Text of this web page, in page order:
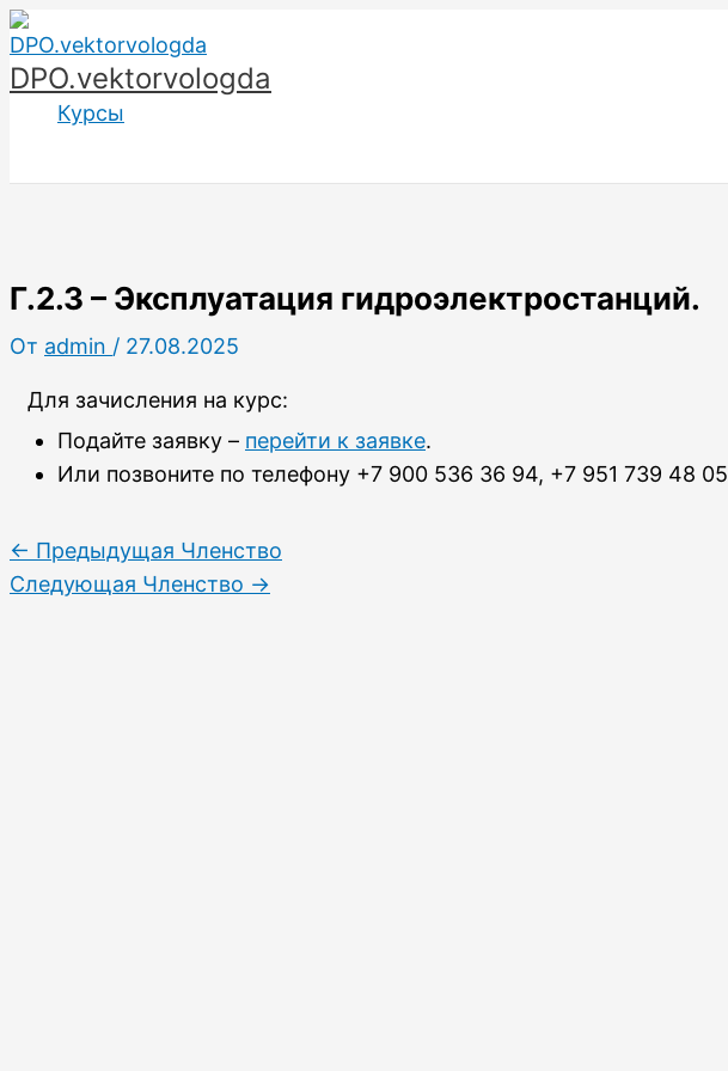
Перейти
к
содержимому
DPO.vektorvologda
Курсы
Г.2.3 – Эксплуатация гидроэлектростанций.
От admin / 27.08.2025
Для зачисления на курс:
Подайте заявку – перейти к заявке.
Или позвоните по телефону +7 900 536 36 94, +7 951 739 48 05
← Предыдущая Членство
Следующая Членство →